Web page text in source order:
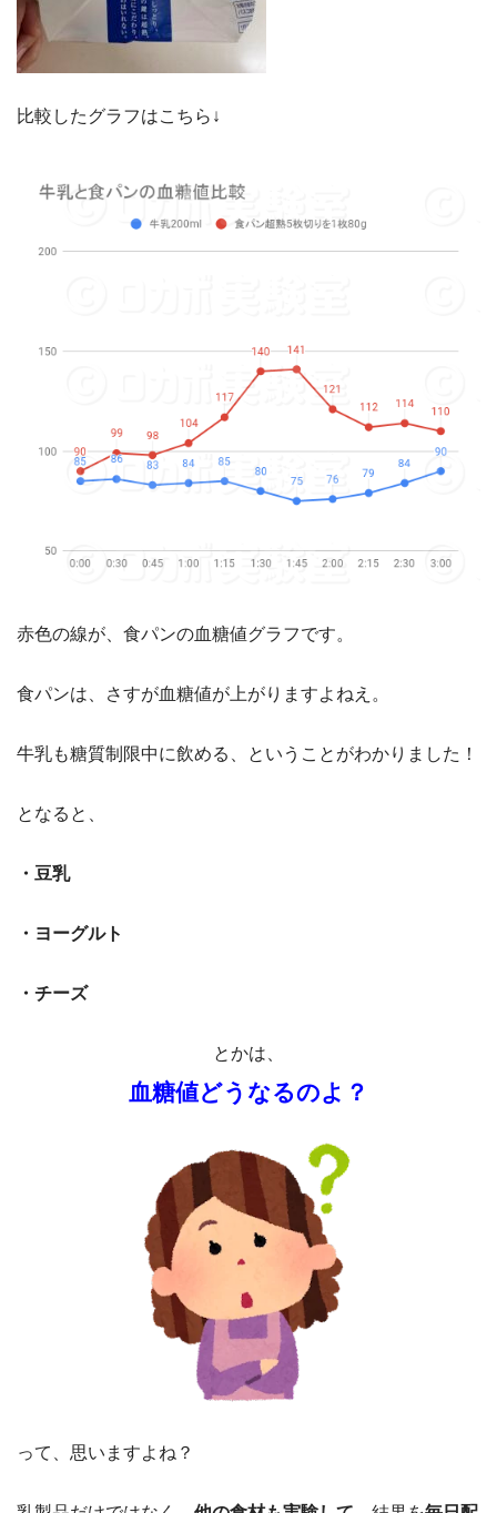
比較したグラフはこちら↓
赤色の線が、食パンの血糖値グラフです。
食パンは、さすが血糖値が上がりますよねえ。
牛乳も糖質制限中に飲める、ということがわかりました！
となると、
・豆乳
・ヨーグルト
・チーズ
とかは、
血糖値どうなるのよ？
って、思いますよね？